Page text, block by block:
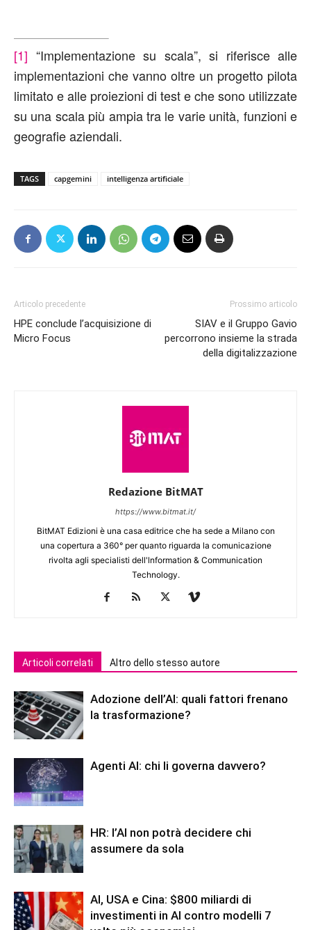
[1] “Implementazione su scala”, si riferisce alle
implementazioni che vanno oltre un progetto pilota
limitato e alle proiezioni di test e che sono utilizzate
su una scala più ampia tra le varie unità, funzioni e
geografie aziendali.
TAGS capgemini intelligenza artificiale
Articolo precedente
HPE conclude l’acquisizione di
Micro Focus
Prossimo articolo
SIAV e il Gruppo Gavio
percorrono insieme la strada
della digitalizzazione
Redazione BitMAT
https://www.bitmat.it/
BitMAT Edizioni è una casa editrice che ha sede a Milano con
una copertura a 360° per quanto riguarda la comunicazione
rivolta agli specialisti dell'lnformation & Communication
Technology.
Articoli correlati Altro dello stesso autore
Adozione dell’AI: quali fattori frenano
la trasformazione?
Agenti AI: chi li governa davvero?
HR: l’AI non potrà decidere chi
assumere da sola
AI, USA e Cina: $800 miliardi di
investimenti in AI contro modelli 7